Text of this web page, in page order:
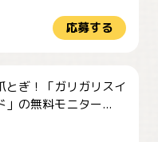
応募する
とぎ！「ガリガリスイ
」の無料モニター...